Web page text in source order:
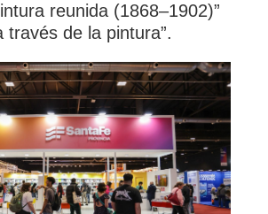
reunida (1868–1902)”
través de la pintura”.